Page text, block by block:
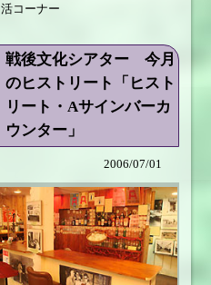
活コーナー
戦後文化シアター 今月
のヒストリート「ヒスト
リート・Aサインバーカ
ウンター」
2006/07/01